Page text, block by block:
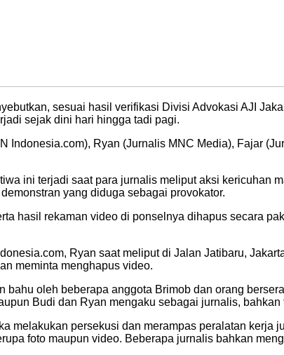
sesuai hasil verifikasi Divisi Advokasi AJI
sejak dini hari hingga tadi pagi.
Indonesia.com), Ryan (Jurnalis MNC Media), Fajar
ini terjadi saat para jurnalis meliput aksi kericuhan
yang diduga sebagai provokator.
hasil rekaman video di ponselnya dihapus secara
Ryan saat meliput di Jalan Jatibaru,
meminta menghapus video.
oleh beberapa anggota Brimob dan orang
Budi dan Ryan mengaku sebagai jurnalis,
melakukan persekusi dan merampas peralatan kerja
foto maupun video. Beberapa jurnalis bahkan